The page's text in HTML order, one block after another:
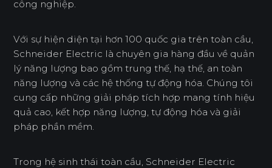
công nghiệp.
Với sự hiện diện tại hơn 100 quốc gia trên toàn cầu,
Schneider Electric là chuyên gia hàng đầu về quản
lý năng lượng bao gồm trung thế, hạ thế, an toàn
năng lượng và các hệ thống tự động hóa. Chúng tôi
cung cấp những giải pháp tích hợp mang tính hiệu
quả cao, kết hợp năng lượng, tự động hóa và giải
pháp phần mềm.
Trong hệ sinh thái toàn cầu, Schneider Electric